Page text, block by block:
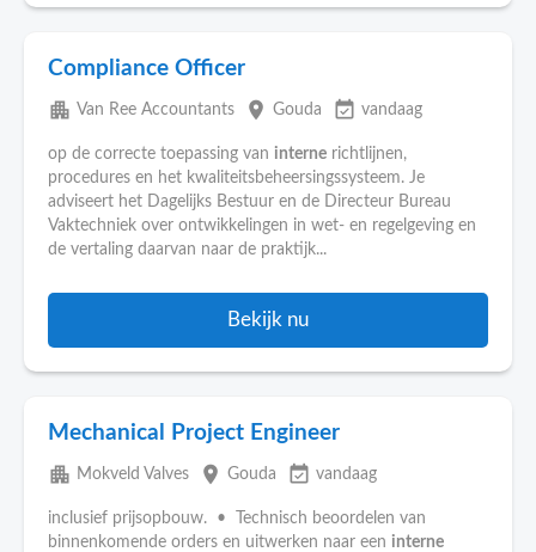
Compliance Officer
apartment Van Ree Accountants place Gouda event_available vandaag
op de correcte toepassing van interne richtlijnen,
procedures en het kwaliteitsbeheersingssysteem. Je
adviseert het Dagelijks Bestuur en de Directeur Bureau
Vaktechniek over ontwikkelingen in wet- en regelgeving en
de vertaling daarvan naar de praktijk...
Bekijk nu
Mechanical Project Engineer
apartment Mokveld Valves place Gouda event_available vandaag
inclusief prijsopbouw. • Technisch beoordelen van
binnenkomende orders en uitwerken naar een interne